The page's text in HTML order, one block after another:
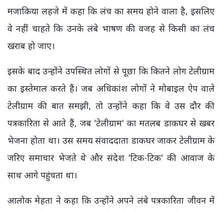
मजाकिया लहजे में कहा कि लंच का समय होने वाला है, इसलिए
वे नहीं चाहते कि उनके लंबे भाषण की वजह से किसी का लंच
खराब हो जाए।
इसके बाद उन्होंने उपस्थित लोगों से पूछा कि कितने लोग टेलीग्राम
का इस्तेमाल करते हैं। जब अधिकांश लोगों ने मोबाइल ऐप वाले
टेलीग्राम की बात समझी, तो उन्होंने कहा कि वे उस दौर की
पत्रकारिता से आते हैं, जब 'टेलीग्राम' का मतलब डाकघर से खबर
भेजना होता था। उस समय संवाददाता डाकघर जाकर टेलीग्राम के
जरिए समाचार भेजते थे और संदेश 'टिक-टिक' की आवाज के
साथ आगे पहुंचता था।
आलोक मेहता ने कहा कि उन्होंने अपने लंबे पत्रकारिता जीवन में